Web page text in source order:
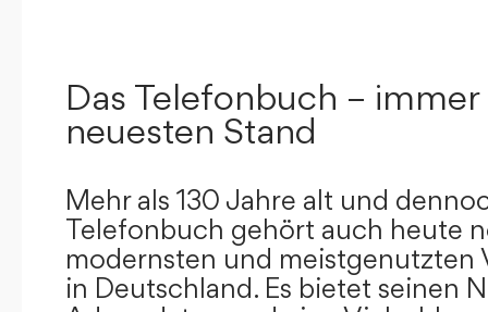
Das Telefonbuch –
neuesten Stand
Mehr als 130 Jahre alt und
Telefonbuch gehört auch heute
modernsten und meistgenutzten
in Deutschland. Es bietet seinen